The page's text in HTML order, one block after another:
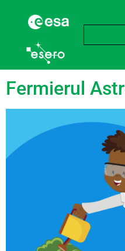
Etichetă:
Fermierul